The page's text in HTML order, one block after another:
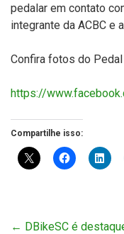
pedalar em contato
integrante da ACBC e
Confira fotos do
https://
Compartilhe isso:
← DBikeSC é